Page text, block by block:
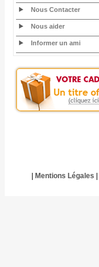
Nous Contacter
Nous aider
Informer un ami
Mentions Légales